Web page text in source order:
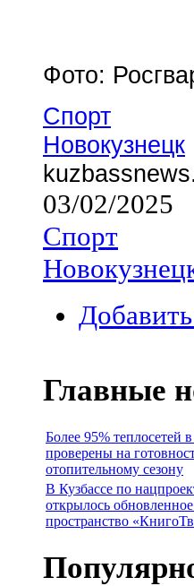
Фото:
Спорт
Новокузнецк
03/02/2025
Спорт
Главные
Более 95% теплосетей
проверены на
отопительному сезону
В Кузбассе по
открылось обновленное
пространство